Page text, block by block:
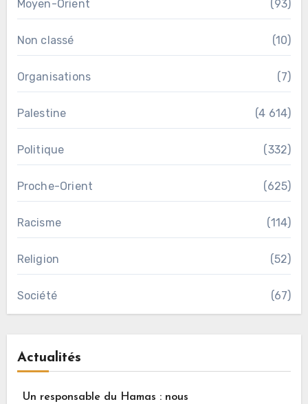
Moyen-Orient (93)
Non classé (10)
Organisations (7)
Palestine (4 614)
Politique (332)
Proche-Orient (625)
Racisme (114)
Religion (52)
Société (67)
Actualités
Un responsable du Hamas : nous